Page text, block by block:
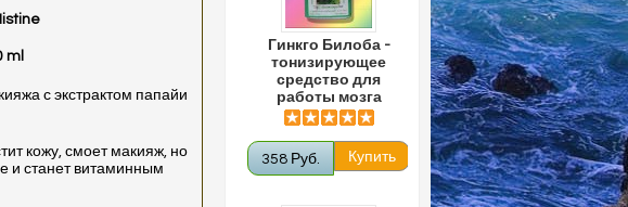
Гинкго Билоба -
тонизирующее
средство для
работы мозга
358 Руб.
ml
с экстрактом папайи
кожу, смоет макияж, но
и станет витаминным